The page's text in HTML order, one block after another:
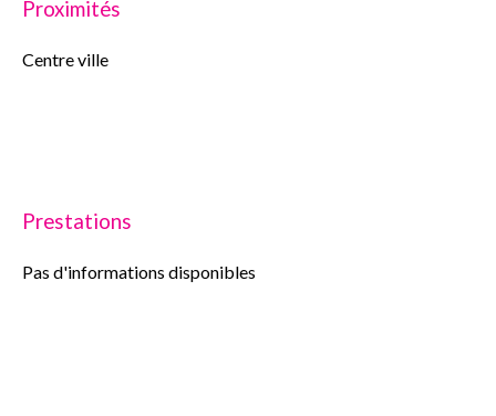
Proximités
Centre ville
Prestations
Pas d'informations disponibles